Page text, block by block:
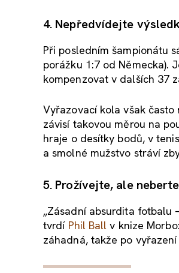
4. Nepředvídejte
Při posledním šampionátu
porážku 1:7 od Německa).
kompenzovat v dalších 37
Vyřazovací kola však
závisí takovou měrou na
hraje o desítky bodů, v
a smolné mužstvo stráví
5. Prožívejte, ale
„Zásadní absurdita fotbalu
tvrdí Phil Ball v knize
záhadná, takže po